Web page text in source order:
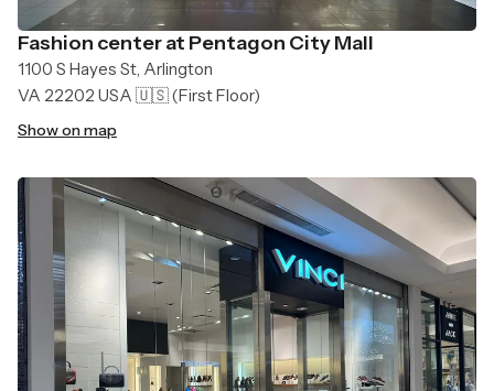
Fashion center at Pentagon City Mall
1100 S Hayes St, Arlington
VA 22202 USA 🇺🇸(First Floor)
Show on map